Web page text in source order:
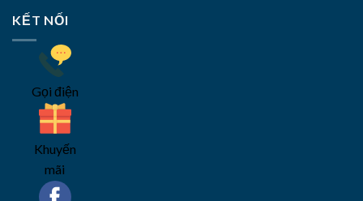
KẾT NỐI
Gọi điện
Khuyến
mãi